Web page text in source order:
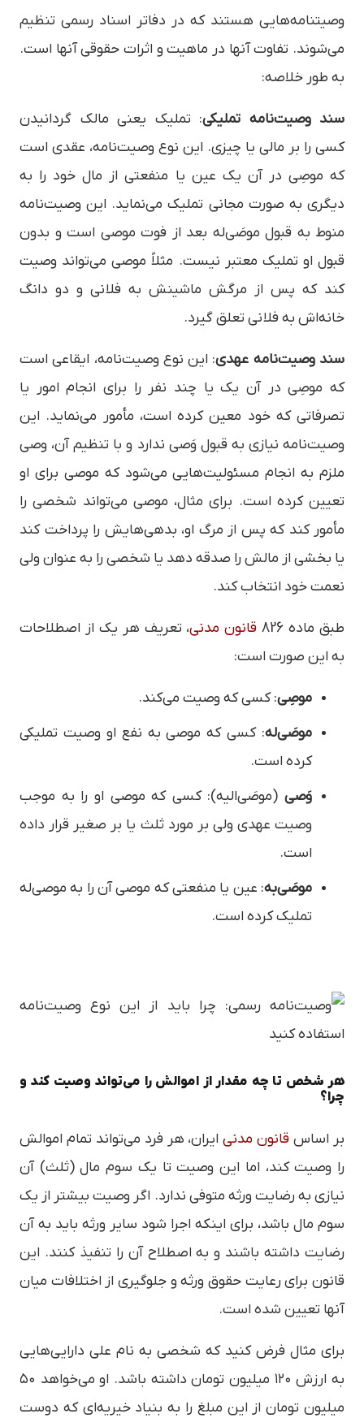
وصیتنامه‌هایی هستند که در دفاتر اسناد رسمی تنظیم
می‌شوند. تفاوت آنها در ماهیت و اثرات حقوقی آنها است.
به طور خلاصه:
سند وصیت‌نامه تملیکی: تملیک یعنی مالک گردانیدن
کسی را بر مالی یا چیزی. این نوع وصیت‌نامه، عقدی است
که موصِی در آن یک عین یا منفعتی از مال خود را به
دیگری به صورت مجانی تملیک می‌نماید. این وصیت‌نامه
منوط به قبول موصَی‌له بعد از فوت موصی است و بدون
قبول او تملیک معتبر نیست. مثلاً موصی می‌تواند وصیت
کند که پس از مرگش ماشینش به فلانی و دو دانگ
خانه‌اش به فلانی تعلق گیرد.
سند وصیت‌نامه عهدی: این نوع وصیت‌نامه، ایقاعی است
که موصِی در آن یک یا چند نفر را برای انجام امور یا
تصرفاتی که خود معین کرده است، مأمور می‌نماید. این
وصیت‌نامه نیازی به قبول وَصی ندارد و با تنظیم آن، وصی
ملزم به انجام مسئولیت‌هایی می‌شود که موصی برای او
تعیین کرده است. برای مثال، موصی می‌تواند شخصی را
مأمور کند که پس از مرگ او، بدهی‌هایش را پرداخت کند
یا بخشی از مالش را صدقه دهد یا شخصی را به عنوان ولی
نعمت خود انتخاب کند.
طبق ماده 826 قانون مدنی، تعریف هر یک از اصطلاحات
به این صورت است:
موصِی: کسی که وصیت می‌کند.
موصَی‌له: کسی که موصی به نفع او وصیت تملیکی
کرده است.
وَصی (موصَی‌الیه): کسی که موصی او را به موجب
وصیت عهدی ولی بر مورد ثلث یا بر صغیر قرار داده
است.
موصَی‌به: عین یا منفعتی که موصی آن را به موصی‌له
تملیک کرده است.
هر شخص تا چه مقدار از اموالش را می‌تواند وصیت کند و
چرا؟
بر اساس قانون مدنیایران، هر فرد می‌تواند تمام اموالش
را وصیت کند، اما این وصیت تا یک سوم مال (ثلث) آن
نیازی به رضایت ورثه متوفی ندارد. اگر وصیت بیشتر از یک
سوم مال باشد، برای اینکه اجرا شود سایر ورثه باید به آن
رضایت داشته باشند و به اصطلاح آن را تنفیذ کنند. این
قانون برای رعایت حقوق ورثه و جلوگیری از اختلافات میان
آنها تعیین شده است.
برای مثال فرض کنید که شخصی به نام علی دارایی‌هایی
به ارزش ۱۲۰ میلیون تومان داشته باشد. او می‌خواهد ۵۰
میلیون تومان از این مبلغ را به بنیاد خیریه‌ای که دوست